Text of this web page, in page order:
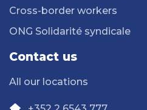
Cross-border workers
ONG Solidarité syndicale
Contact us
All our locations